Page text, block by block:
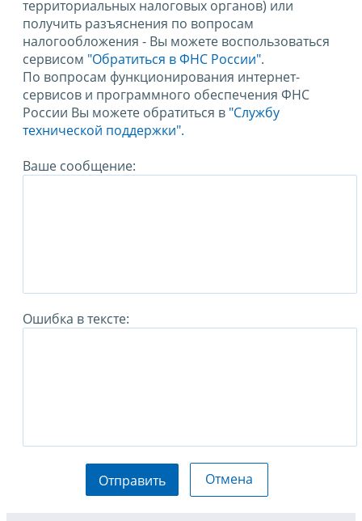
территориальных налоговых органов) или
получить разъяснения по вопросам
налогообложения - Вы можете воспользоваться
сервисом "Обратиться в ФНС России".
По вопросам функционирования интернет-
сервисов и программного обеспечения ФНС
России Вы можете обратиться в "Службу
технической поддержки".
Ваше сообщение:
Ошибка в тексте:
Отправить Отмена